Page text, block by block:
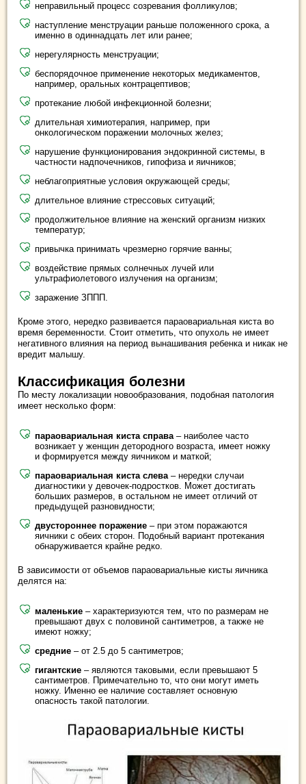
неправильный процесс созревания фолликулов;
наступление менструации раньше положенного срока, а
именно в одиннадцать лет или ранее;
нерегулярность менструации;
беспорядочное применение некоторых медикаментов,
например, оральных контрацептивов;
протекание любой инфекционной болезни;
длительная химиотерапия, например, при
онкологическом поражении молочных желез;
нарушение функционирования эндокринной системы, в
частности надпочечников, гипофиза и яичников;
неблагоприятные условия окружающей среды;
длительное влияние стрессовых ситуаций;
продолжительное влияние на женский организм низких
температур;
привычка принимать чрезмерно горячие ванны;
воздействие прямых солнечных лучей или
ультрафиолетового излучения на организм;
заражение ЗППП.
Кроме этого, нередко развивается параовариальная киста во
время беременности. Стоит отметить, что опухоль не имеет
негативного влияния на период вынашивания ребенка и никак не
вредит малышу.
Классификация болезни
По месту локализации новообразования, подобная патология
имеет несколько форм:
параовариальная киста справа– наиболее часто
возникает у женщин детородного возраста, имеет ножку
и формируется между яичником и маткой;
параовариальная киста слева– нередки случаи
диагностики у девочек-подростков. Может достигать
больших размеров, в остальном не имеет отличий от
предыдущей разновидности;
двустороннее поражение – при этом поражаются
яичники с обеих сторон. Подобный вариант протекания
обнаруживается крайне редко.
В зависимости от объемов параовариальные кисты яичника
делятся на:
маленькие – характеризуются тем, что по размерам не
превышают двух с половиной сантиметров, а также не
имеют ножку;
средние – от 2.5 до 5 сантиметров;
гигантские – являются таковыми, если превышают 5
сантиметров. Примечательно то, что они могут иметь
ножку. Именно ее наличие составляет основную
опасность такой патологии.